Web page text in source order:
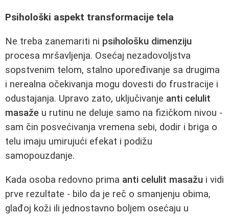
Psihološki aspekt transformacije tela
Ne treba zanemariti ni psihološku dimenziju
procesa mršavljenja. Osećaj nezadovoljstva
sopstvenim telom, stalno upoređivanje sa drugima
i nerealna očekivanja mogu dovesti do frustracije i
odustajanja. Upravo zato, uključivanje anti celulit
masaže u rutinu ne deluje samo na fizičkom nivou -
sam čin posvećivanja vremena sebi, dodir i briga o
telu imaju umirujući efekat i podižu
samopouzdanje.
Kada osoba redovno prima anti celulit masažu i vidi
prve rezultate - bilo da je reč o smanjenju obima,
glađoj koži ili jednostavno boljem osećaju u